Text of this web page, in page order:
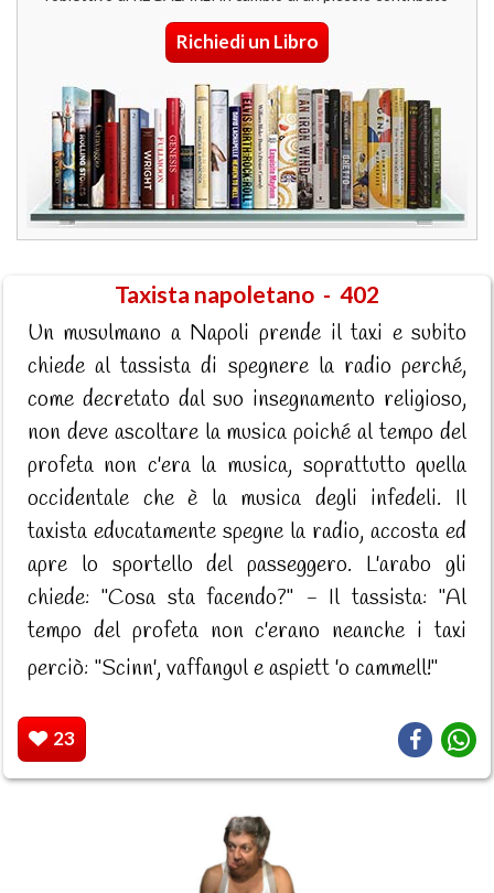
Richiedi un Libro
Taxista napoletano - 402
Un musulmano a Napoli prende il taxi e subito
chiede al tassista di spegnere la radio perché,
come decretato dal suo insegnamento religioso,
non deve ascoltare la musica poiché al tempo del
profeta non c'era la musica, soprattutto quella
occidentale che è la musica degli infedeli. Il
taxista educatamente spegne la radio, accosta ed
apre lo sportello del passeggero. L'arabo gli
chiede: "Cosa sta facendo?" - Il tassista: "Al
tempo del profeta non c'erano neanche i taxi
perciò: "Scinn', vaffangul e aspiett 'o cammell!"
23